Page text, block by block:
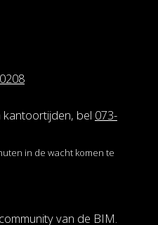
bel 073-
in de wacht komen te
van de BIM.